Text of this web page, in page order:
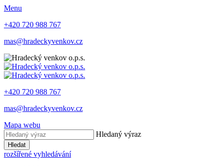
Menu
+420 720 988 767
mas@hradeckyvenkov.cz
+420 720 988 767
mas@hradeckyvenkov.cz
Mapa webu
Hledaný výraz
Hledat
rozšířené vyhledávání